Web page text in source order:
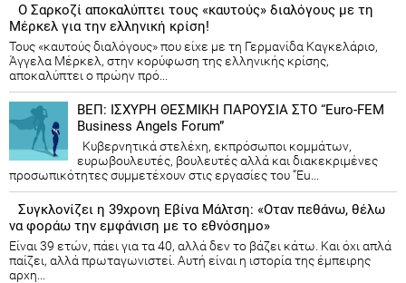
Ο Σαρκοζί αποκαλύπτει τους «καυτούς» διαλόγους με τη
Μέρκελ για την ελληνική κρίση!
Τους «καυτούς διαλόγους» που είχε με τη Γερμανίδα Καγκελάριο,
Άγγελα Μέρκελ, στην κορύφωση της ελληνικής κρίσης,
αποκαλύπτει ο πρώην πρό...
ΒΕΠ: ΙΣΧΥΡΗ ΘΕΣΜΙΚΗ ΠΑΡΟΥΣΙΑ ΣΤΟ “Euro-FEM
Business Angels Forum”
Κυβερνητικά στελέχη, εκπρόσωποι κομμάτων,
ευρωβουλευτές, βουλευτές αλλά και διακεκριμένες
προσωπικότητες συμμετέχουν στις εργασίες του “Eu...
Συγκλονίζει η 39χρονη Εβίνα Μάλτση: «Οταν πεθάνω, θέλω
να φοράω την εμφάνιση με το εθνόσημο»
Είναι 39 ετών, πάει για τα 40, αλλά δεν το βάζει κάτω. Και όχι απλά
παίζει, αλλά πρωταγωνιστεί. Αυτή είναι η ιστορία της έμπειρης
αρχη...